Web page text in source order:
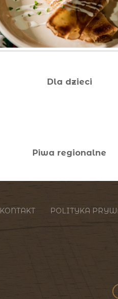
Dla dzieci
Piwa regionalne
KONTAKT POLITYKA